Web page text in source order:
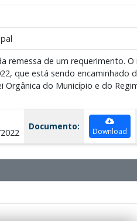
remessa de um requerimento.
que está sendo encaminhado
Orgânica do Município e do
Documento: Download